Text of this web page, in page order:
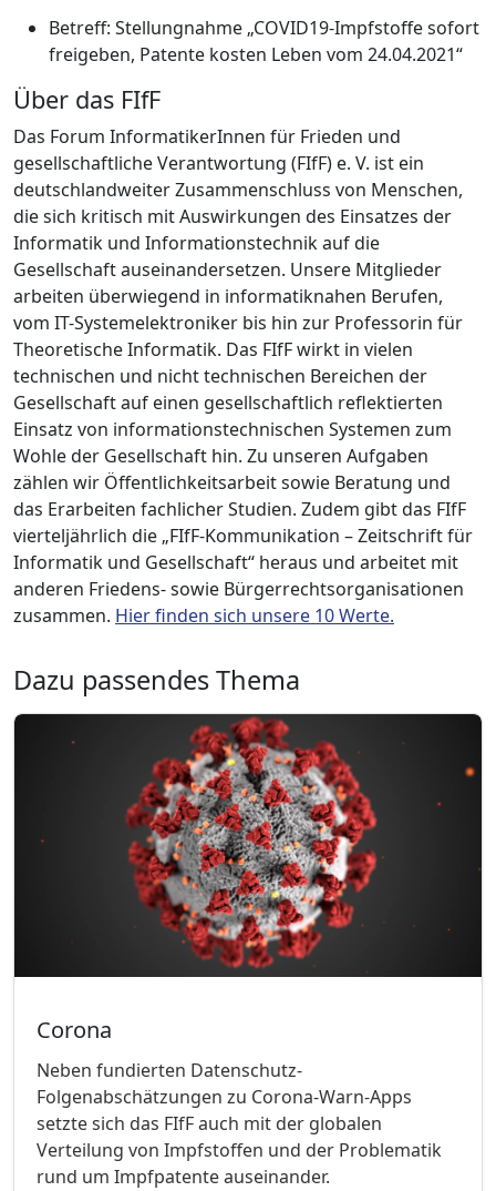
Betreff: Stellungnahme „COVID19-Impfstoffe sofort
freigeben, Patente kosten Leben vom 24.04.2021“
Über das FIfF
Das Forum InformatikerInnen für Frieden und
gesellschaftliche Verantwortung (FIfF) e. V. ist ein
deutschlandweiter Zusammenschluss von Menschen,
die sich kritisch mit Auswirkungen des Einsatzes der
Informatik und Informationstechnik auf die
Gesellschaft auseinandersetzen. Unsere Mitglieder
arbeiten überwiegend in informatiknahen Berufen,
vom IT-Systemelektroniker bis hin zur Professorin für
Theoretische Informatik. Das FIfF wirkt in vielen
technischen und nicht technischen Bereichen der
Gesellschaft auf einen gesellschaftlich reflektierten
Einsatz von informationstechnischen Systemen zum
Wohle der Gesellschaft hin. Zu unseren Aufgaben
zählen wir Öffentlichkeitsarbeit sowie Beratung und
das Erarbeiten fachlicher Studien. Zudem gibt das FIfF
vierteljährlich die „FIfF-Kommunikation – Zeitschrift für
Informatik und Gesellschaft“ heraus und arbeitet mit
anderen Friedens- sowie Bürgerrechtsorganisationen
zusammen. Hier finden sich unsere 10 Werte.
Dazu passendes Thema
Corona
Neben fundierten Datenschutz-
Folgenabschätzungen zu Corona-Warn-Apps
setzte sich das FIfF auch mit der globalen
Verteilung von Impfstoffen und der Problematik
rund um Impfpatente auseinander.